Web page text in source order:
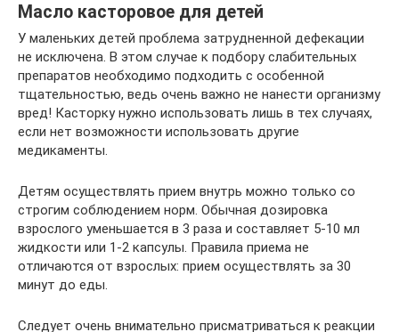
Масло касторовое для детей
У маленьких детей проблема затрудненной дефекации
не исключена. В этом случае к подбору слабительных
препаратов необходимо подходить с особенной
тщательностью, ведь очень важно не нанести организму
вред! Касторку нужно использовать лишь в тех случаях,
если нет возможности использовать другие
медикаменты.
Детям осуществлять прием внутрь можно только со
строгим соблюдением норм. Обычная дозировка
взрослого уменьшается в 3 раза и составляет 5-10 мл
жидкости или 1-2 капсулы. Правила приема не
отличаются от взрослых: прием осуществлять за 30
минут до еды.
Следует очень внимательно присматриваться к реакции